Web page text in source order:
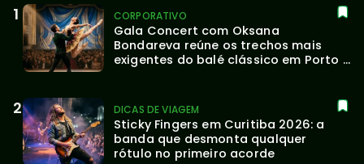
CORPORATIVO
Gala Concert com Oksana
Bondareva reúne os trechos mais
exigentes do balé clássico em Porto
DICAS DE VIAGEM
Sticky Fingers em Curitiba 2026: a
banda que desmonta qualquer
rótulo no primeiro acorde